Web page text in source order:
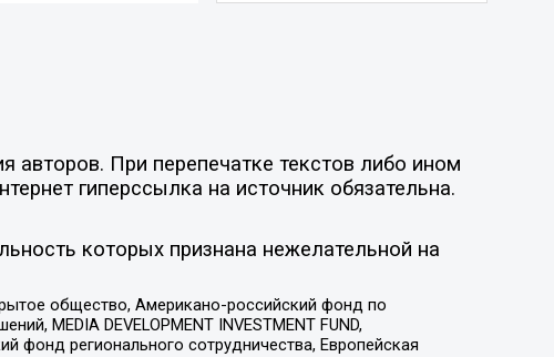
авторов. При перепечатке текстов либо ином
гиперссылка на источник обязательна.
которых признана нежелательной на
общество, Американо-российский фонд по
MEDIA DEVELOPMENT INVESTMENT FUND,
фонд регионального сотрудничества, Европейская